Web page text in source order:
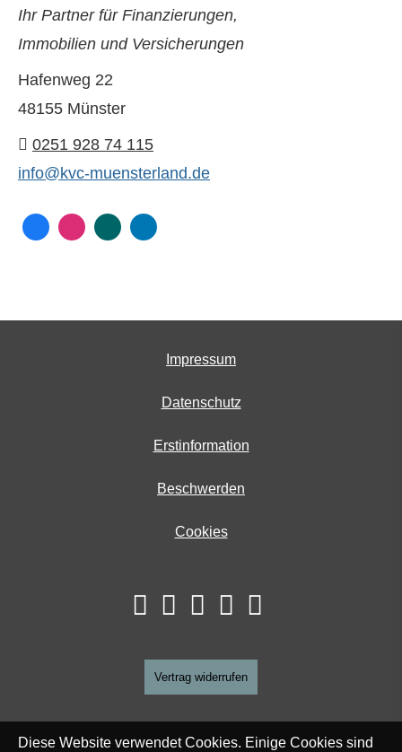
Ihr Partner für Finanzierungen,
Immobilien und Versicherungen
Hafenweg 22
48155 Münster
0251 928 74 115
info@kvc-muensterland.de
Impressum
Datenschutz
Erstinformation
Beschwerden
Cookies
Vertrag widerrufen
Diese Website verwendet Cookies. Einige Cookies sind